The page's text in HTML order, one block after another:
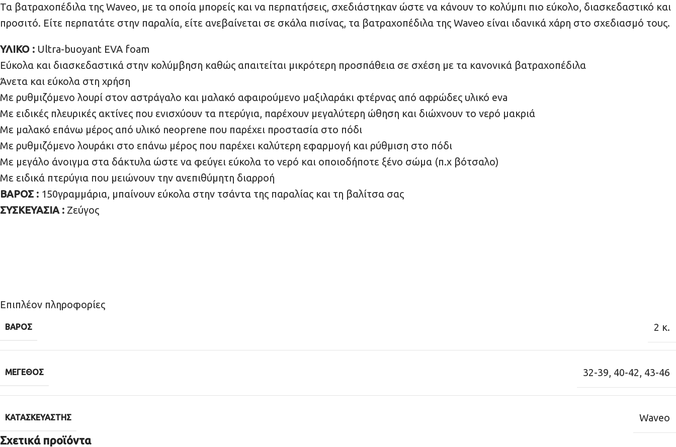
Τα βατραχοπέδιλα της Waveo, με τα οποία μπορείς και να περπατήσεις, σχεδιάστηκαν ώστε να κάνουν το κολύμπι πιο εύκολο, διασκεδαστικό και
προσιτό. Είτε περπατάτε στην παραλία, είτε ανεβαίνεται σε σκάλα πισίνας, τα βατραχοπέδιλα της Waveo είναι ιδανικά χάρη στο σχεδιασμό τους.
ΥΛΙΚΟ : Ultra-buoyant EVA foam
Εύκολα και διασκεδαστικά στην κολύμβηση καθώς απαιτείται μικρότερη προσπάθεια σε σχέση με τα κανονικά βατραχοπέδιλα
Άνετα και εύκολα στη χρήση
Με ρυθμιζόμενο λουρί στον αστράγαλο και μαλακό αφαιρούμενο μαξιλαράκι φτέρνας από αφρώδες υλικό eva
Με ειδικές πλευρικές ακτίνες που ενισχύουν τα πτερύγια, παρέχουν μεγαλύτερη ώθηση και διώχνουν το νερό μακριά
Με μαλακό επάνω μέρος από υλικό neoprene που παρέχει προστασία στο πόδι
Με ρυθμιζόμενο λουράκι στο επάνω μέρος που παρέχει καλύτερη εφαρμογή και ρύθμιση στο πόδι
Με μεγάλο άνοιγμα στα δάκτυλα ώστε να φεύγει εύκολα το νερό και οποιοδήποτε ξένο σώμα (π.χ βότσαλο)
Με ειδικά πτερύγια που μειώνουν την ανεπιθύμητη διαρροή
ΒΑΡΟΣ : 150γραμμάρια, μπαίνουν εύκολα στην τσάντα της παραλίας και τη βαλίτσα σας
ΣΥΣΚΕΥΑΣΙΑ : Ζεύγος
Επιπλέον πληροφορίες
ΒΆΡΟΣ 2 κ.
ΜΈΓΕΘΟΣ 32-39, 40-42, 43-46
ΚΑΤΑΣΚΕΥΑΣΤΉΣ Waveo
Σχετικά προϊόντα